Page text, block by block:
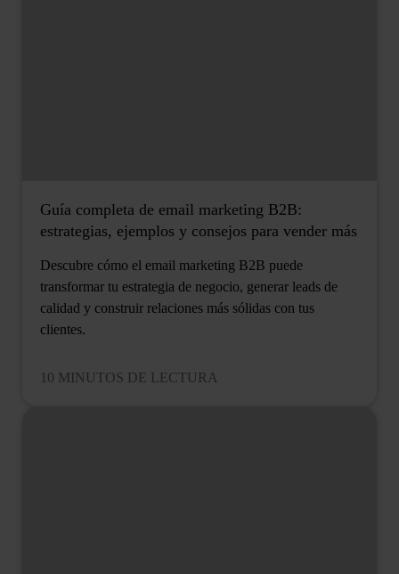
Guía completa de email marketing B2B:
estrategias, ejemplos y consejos para vender más
Descubre cómo el email marketing B2B puede
transformar tu estrategia de negocio, generar leads de
calidad y construir relaciones más sólidas con tus
clientes.
10 MINUTOS DE LECTURA